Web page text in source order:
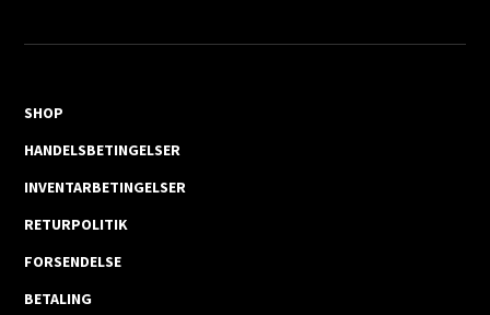
SHOP
HANDELSBETINGELSER
INVENTARBETINGELSER
RETURPOLITIK
FORSENDELSE
BETALING